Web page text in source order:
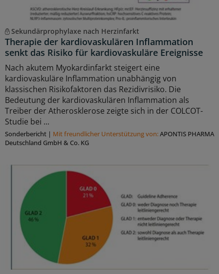
Sekundärprophylaxe nach Herzinfarkt
Therapie der kardiovaskulären Inflammation
senkt das Risiko für kardiovaskuläre Ereignisse
Nach akutem Myokardinfarkt steigert eine
kardiovaskuläre Inflammation unabhängig von
klassischen Risikofaktoren das Rezidivrisiko. Die
Bedeutung der kardiovaskulären Inflammation als
Treiber der Atherosklerose zeigte sich in der COLCOT-
Studie bei ...
Sonderbericht | Mit freundlicher Unterstützung von:APONTIS PHARMA
Deutschland GmbH & Co. KG